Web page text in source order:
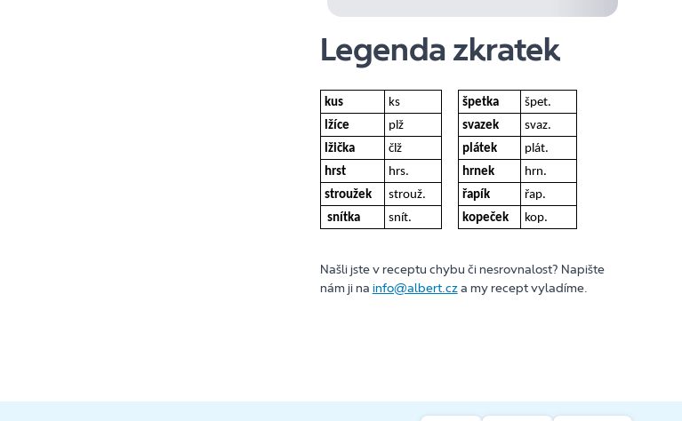
Legenda zkratek
kus ks špetka
špet.
lžíce
plž svazek
svaz.
lžička
člž plátek
plát.
hrst
hrs. hrnek
hrn.
stroužek
strouž. řapík
řap.
snítka
snít. kopeček kop.
Našli jste v receptu chybu či nesrovnalost? Napište
nám ji na info@albert.cza my recept vyladíme.